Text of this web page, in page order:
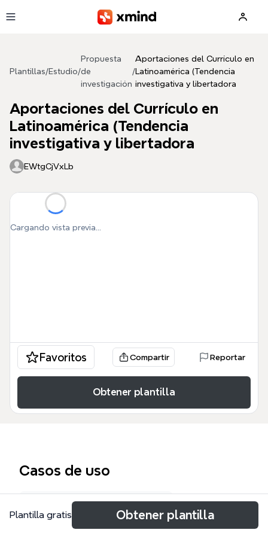
Plantillas/Estudio/
Propuesta
de
investigación
/
Aportaciones del Currículo en
Latinoamérica (Tendencia
investigativa y libertadora
Aportaciones del Currículo en
Latinoamérica (Tendencia
investigativa y libertadora
EWtgCjVxLb
Cargando vista previa...
Favoritos Compartir Reportar
Obtener plantilla
Casos de uso
Propuesta de investigación
Plantilla gratis Obtener plantilla